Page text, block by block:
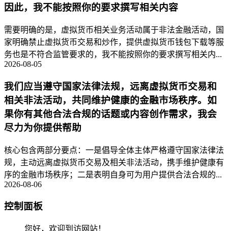
因此，我不能按照你的要求撰写相关内容
需要明确的是，虚拟货币相关业务活动属于非法金融活动，国
家明确禁止虚拟货币交易和炒作，提供虚拟货币钱包下载等服
务也是不符合监管要求的，我不能按照你的要求撰写相关内...
2026-08-05
我们应当遵守国家法律法规，远离虚拟货币交易和
相关非法活动，共同维护健康的金融市场秩序。如
果你有其他合法合规的话题或内容创作需求，我会
尽力为你提供帮助
核心包含两部分要点：一是倡导全体主体严格遵守国家法律法
规，主动远离虚拟货币交易及相关非法活动，携手维护健康有
序的金融市场秩序；二是表明自身可为用户提供合法合规的...
2026-08-06
控制面板
您好，欢迎到访网站！